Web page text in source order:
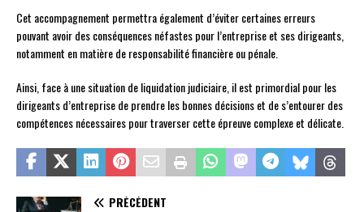
Cet accompagnement permettra également d’éviter certaines erreurs
pouvant avoir des conséquences néfastes pour l’entreprise et ses dirigeants,
notamment en matière de responsabilité financière ou pénale.
Ainsi, face à une situation de liquidation judiciaire, il est primordial pour les
dirigeants d’entreprise de prendre les bonnes décisions et de s’entourer des
compétences nécessaires pour traverser cette épreuve complexe et délicate.
PRÉCÉDENT